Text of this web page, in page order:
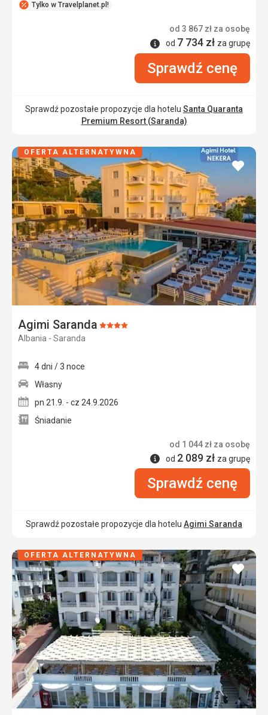
Tylko w Travelplanet.pl!
od 3 867 zł za osobę
Informacje
od 7 734 zł za grupę
Sprawdź cenę
Sprawdź pozostałe propozycje dla hotelu Santa Quaranta
Premium Resort (Saranda)
Agimi Saranda Ocena:
Albania - Saranda
dodaj
4 dni / 3 noce
Własny
pn 21.9. - cz 24.9.2026
Śniadanie
od 1 044 zł za osobę
Informacje
od 2 089 zł za grupę
Sprawdź cenę
Sprawdź pozostałe propozycje dla hotelu Agimi Saranda
OFERTA ALTERNATYWNA
dodaj
do
OFERTA ALTERNATYWNA